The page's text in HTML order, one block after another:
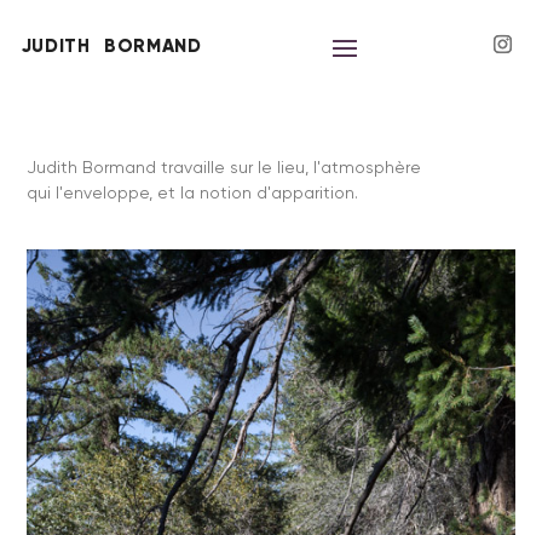
JUDITH BORMAND
Judith Bormand travaille sur le lieu, l'atmosphère
qui l'enveloppe, et la notion d'apparition.